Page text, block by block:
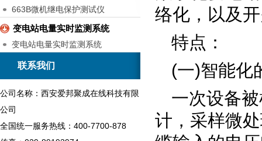
663B微机继电保护测试仪
变电站电量实时监测系统
变电站电量实时监测系统
联系我们
公司名称：西安爱邦聚成在线科技有限
公司
全国统一服务热线：400-7700-878
络化，以及
特点：
(一)智能化
一次设备
计，采样微